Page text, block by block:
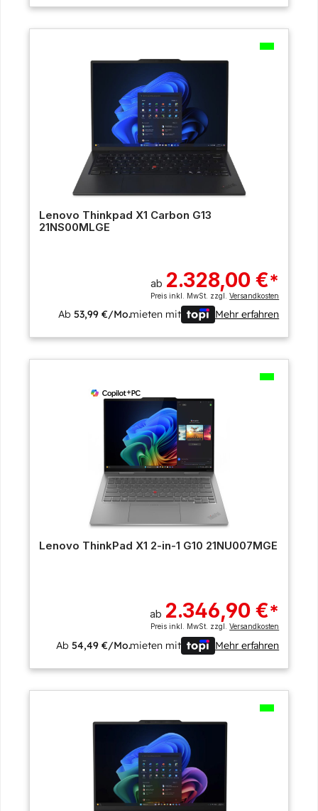
Lenovo Thinkpad X1 Carbon G13
21NS00MLGE
ab 2.328,00 €*
Preis inkl. MwSt. zzgl.Versandkosten
Ab53,99 €/Mo.mieten mit Mehr erfahren
Lenovo ThinkPad X1 2-in-1 G10 21NU007MGE
ab 2.346,90 €*
Preis inkl. MwSt. zzgl.Versandkosten
Ab54,49 €/Mo.mieten mit Mehr erfahren